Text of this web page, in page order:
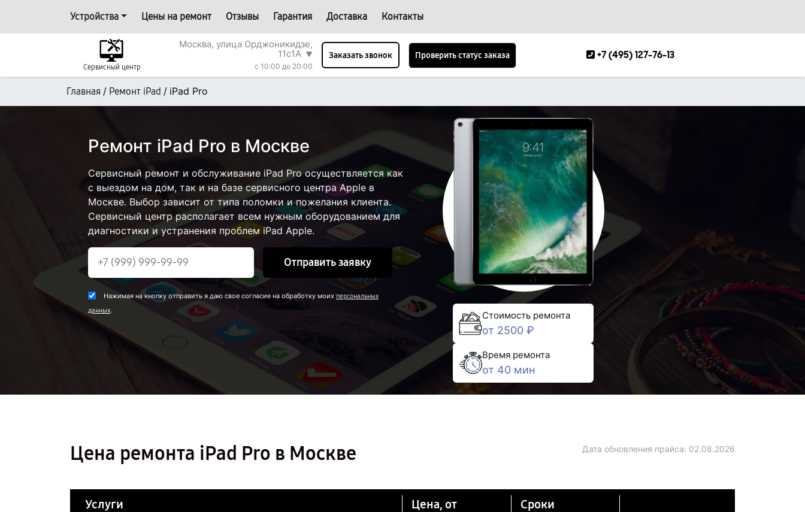
Устройства Цены на ремонт Отзывы Гарантия Доставка Контакты
Сервисный центр
Москва, улица Орджоникидзе,
11с1А ▼
с 10:00 до 20:00
Заказать звонок Проверить статус заказа +7 (495) 127-76-13
Главная / Ремонт iPad / iPad Pro
Ремонт iPad Pro в Москве
Сервисный ремонт и обслуживание iPad Pro осуществляется как
с выездом на дом, так и на базе сервисного центра Apple в
Москве. Выбор зависит от типа поломки и пожелания клиента.
Сервисный центр располагает всем нужным оборудованием для
диагностики и устранения проблем iPad Apple.
Отправить заявку
Нажимая на кнопку отправить я даю свое согласие на обработку моих персональных
данных. Стоимость ремонта
от 2500 ₽
Время ремонта
от 40 мин
Цена ремонта iPad Pro в Москве Дата обновления прайса: 02.08.2026
Услуги Цена, от Сроки